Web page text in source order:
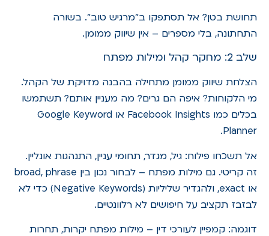
תחושת בטן? אל תסתפקו ב"מרגיש טוב". בשורה
התחתונה, בלי מספרים – אין שיווק ממומן.
שלב 2: מחקר קהל ומילות מפתח
הצלחת שיווק ממומן מתחילה בהבנה מדויקת של הקהל.
מי הלקוחות? איפה הם גרים? מה מעניין אותם? תשתמשו
בכלים כמו Facebook Insights או Google Keyword
Planner.
אל תשכחו פילוח: גיל, מגדר, תחומי עניין, התנהגות אונליין.
זה קריטי. גם מילות מפתח – לבחור נכון בין broad, phrase
או exact, ולהגדיר שליליות (Negative Keywords) כדי לא
לבזבז תקציב על חיפושים לא רלוונטיים.
דוגמה: קמפיין לעורכי דין – מילות מפתח יקרות, תחרות